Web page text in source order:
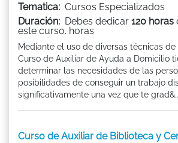
Tematica: Cursos Especializados
Duración: Debes dedicar 120 horas
este curso. horas
Mediante el uso de diversas técnicas de
Curso de Auxiliar de Ayuda a Domicilio
determinar las necesidades de las
posibilidades de conseguir un trabajo
significativamente una vez que te
Curso de Auxiliar de Biblioteca y